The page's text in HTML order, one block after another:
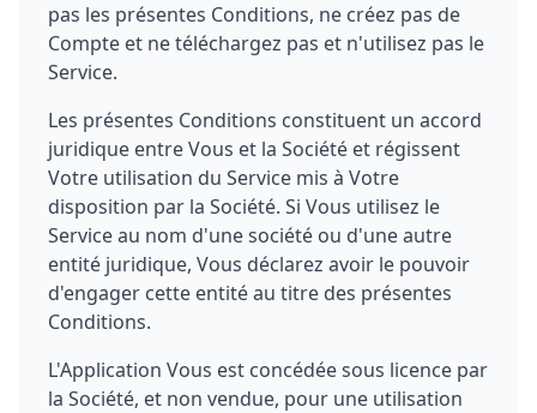
pas les présentes Conditions, ne créez pas de
Compte et ne téléchargez pas et n'utilisez pas le
Service.
Les présentes Conditions constituent un accord
juridique entre Vous et la Société et régissent
Votre utilisation du Service mis à Votre
disposition par la Société. Si Vous utilisez le
Service au nom d'une société ou d'une autre
entité juridique, Vous déclarez avoir le pouvoir
d'engager cette entité au titre des présentes
Conditions.
L'Application Vous est concédée sous licence par
la Société, et non vendue, pour une utilisation